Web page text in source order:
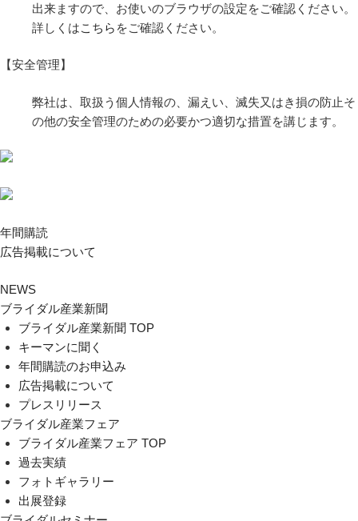
出来ますので、お使いのブラウザの設定をご確認ください。
詳しくはこちら をご確認ください。
【安全管理】
弊社は、取扱う個人情報の、漏えい、滅失又はき損の防止そ
の他の安全管理のための必要かつ適切な措置を講じます。
年間購読
広告掲載について
NEWS
ブライダル産業新聞
ブライダル産業新聞 TOP
キーマンに聞く
年間購読のお申込み
広告掲載について
プレスリリース
ブライダル産業フェア
ブライダル産業フェア TOP
過去実績
フォトギャラリー
出展登録